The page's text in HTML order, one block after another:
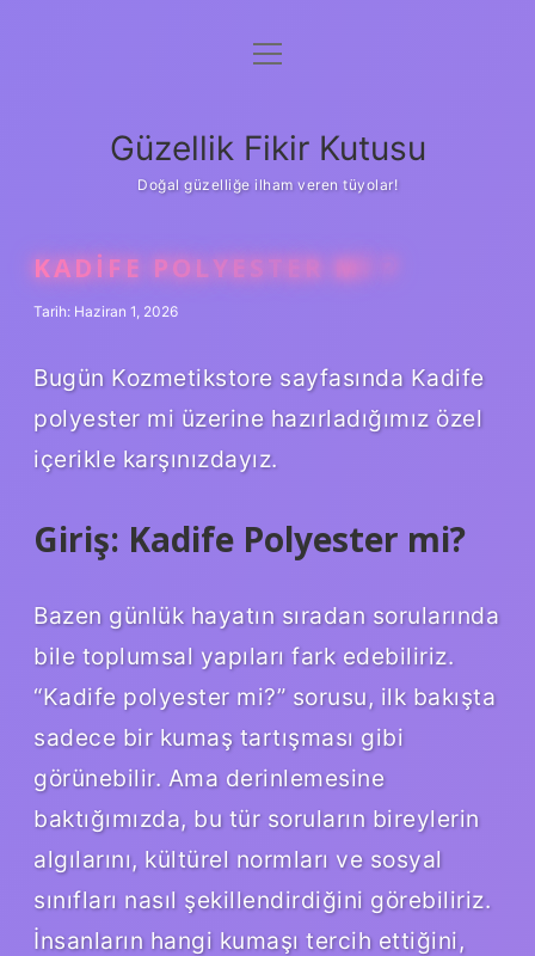
Anasayfa
Yasal Uyarı
menüyü
Güzellik Fikir Kutusu
Doğal güzelliğe ilham veren tüyolar!
KADIFE POLYESTER MI ?
Tarih: Haziran 1, 2026
Bugün Kozmetikstore sayfasında Kadife
polyester mi üzerine hazırladığımız özel
içerikle karşınızdayız.
Giriş: Kadife Polyester mi?
Bazen günlük hayatın sıradan sorularında
bile toplumsal yapıları fark edebiliriz.
“Kadife polyester mi?” sorusu, ilk bakışta
sadece bir kumaş tartışması gibi
görünebilir. Ama derinlemesine
baktığımızda, bu tür soruların bireylerin
algılarını, kültürel normları ve sosyal
sınıfları nasıl şekillendirdiğini görebiliriz.
İnsanların hangi kumaşı tercih ettiğini,